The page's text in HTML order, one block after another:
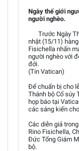
Ngày thế giới
người nghèo.
Trước Ngày
nhật (15/11)
Fisichella nhấn
người nghèo với
đới.
(Tin Vatican)
Để chuẩn bị cho
Thánh bộ Cổ súy
họp báo tại
các sáng kiến
Các diễn giả
Rino Fisichella,
Đức Tổng Giám
bộ.